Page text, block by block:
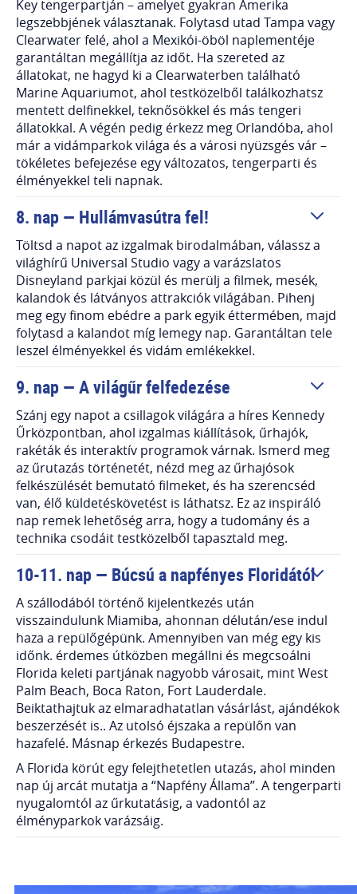
Key tengerpartján – amelyet gyakran Amerika
legszebbjének választanak. Folytasd utad Tampa vagy
Clearwater felé, ahol a Mexikói-öböl naplementéje
garantáltan megállítja az időt. Ha szereted az
állatokat, ne hagyd ki a Clearwaterben található
Marine Aquariumot, ahol testközelből találkozhatsz
mentett delfinekkel, teknősökkel és más tengeri
állatokkal. A végén pedig érkezz meg Orlandóba, ahol
már a vidámparkok világa és a városi nyüzsgés vár –
tökéletes befejezése egy változatos, tengerparti és
élményekkel teli napnak.
8. nap — Hullámvasútra fel!
Töltsd a napot az izgalmak birodalmában, válassz a
világhírű Universal Studio vagy a varázslatos
Disneyland parkjai közül és merülj a filmek, mesék,
kalandok és látványos attrakciók világában. Pihenj
meg egy finom ebédre a park egyik éttermében, majd
folytasd a kalandot míg lemegy nap. Garantáltan tele
leszel élményekkel és vidám emlékekkel.
9. nap — A világűr felfedezése
Szánj egy napot a csillagok világára a híres Kennedy
Űrközpontban, ahol izgalmas kiállítások, űrhajók,
rakéták és interaktív programok várnak. Ismerd meg
az űrutazás történetét, nézd meg az űrhajósok
felkészülését bemutató filmeket, és ha szerencséd
van, élő küldetéskövetést is láthatsz. Ez az inspiráló
nap remek lehetőség arra, hogy a tudomány és a
technika csodáit testközelből tapasztald meg.
10-11. nap — Búcsú a napfényes Floridától
A szállodából történő kijelentkezés után
visszaindulunk Miamiba, ahonnan délután/ese indul
haza a repülőgépünk. Amennyiben van még egy kis
időnk. érdemes útközben megállni és megcsoálni
Florida keleti partjának nagyobb városait, mint West
Palm Beach, Boca Raton, Fort Lauderdale.
Beiktathajtuk az elmaradhatatlan vásárlást, ajándékok
beszerzését is.. Az utolsó éjszaka a repülőn van
hazafelé. Másnap érkezés Budapestre.
A Florida körút egy felejthetetlen utazás, ahol minden
nap új arcát mutatja a “Napfény Állama”. A tengerparti
nyugalomtól az űrkutatásig, a vadontól az
élményparkok varázsáig.